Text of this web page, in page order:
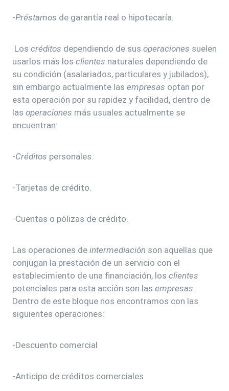
-Préstamos de garantía real o hipotecaría.
Los créditos dependiendo de sus operaciones suelen
usarlos más los clientes naturales dependiendo de
su condición (asalariados, particulares y jubilados),
sin embargo actualmente las empresas optan por
esta operación por su rapidez y facilidad, dentro de
las operaciones más usuales actualmente se
encuentran:
-Créditos personales.
-Tarjetas de crédito.
-Cuentas o pólizas de crédito.
Las operaciones de intermediación son aquellas que
conjugan la prestación de un servicio con el
establecimiento de una financiación, los clientes
potenciales para esta acción son las empresas
Dentro de este bloque nos encontramos con las
siguientes operaciones:
-Descuento comercial
-Anticipo de créditos comerciales